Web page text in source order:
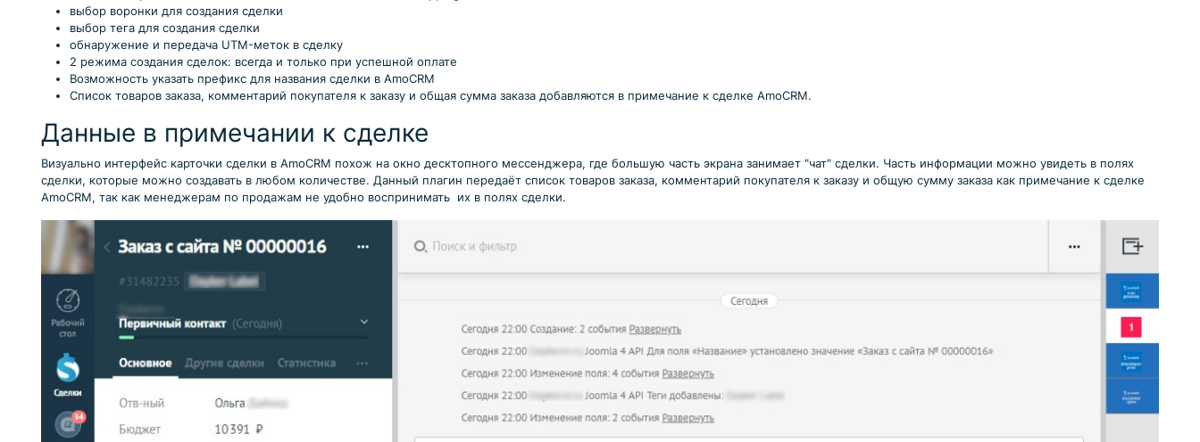
выбор воронки для создания сделки
выбор тега для создания сделки
обнаружение и передача UTM-меток в сделку
2 режима создания сделок: всегда и только при успешной оплате
Возможность указать префикс для названия сделки в AmoCRM
Список товаров заказа, комментарий покупателя к заказу и общая сумма заказа добавляются в примечание к сделке AmoCRM.
Данные в примечании к сделке
Визуально интерфейс карточки сделки в AmoCRM похож на окно десктопного мессенджера, где большую часть экрана занимает "чат" сделки. Часть информации можно увидеть в полях
сделки, которые можно создавать в любом количестве. Данный плагин передаёт список товаров заказа, комментарий покупателя к заказу и общую сумму заказа как примечание к сделке
AmoCRM, так как менеджерам по продажам не удобно воспринимать их в полях сделки.